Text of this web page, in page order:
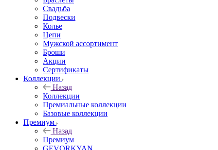
Свадьба
Подвески
Колье
Цепи
Мужской ассортимент
Броши
Акции
Сертификаты
Коллекции
Назад
Коллекции
Премиальные коллекции
Базовые коллекции
Премиум
Назад
Премиум
GEVORKYAN